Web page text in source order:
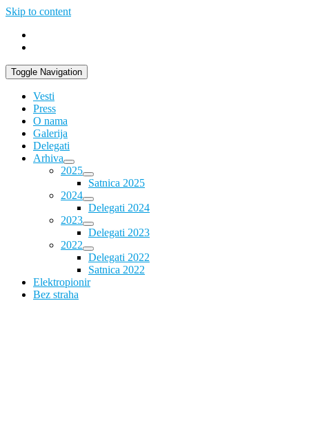
Skip to content
Toggle Navigation
Vesti
Press
O nama
Galerija
Delegati
Arhiva
2025
Satnica 2025
2024
Delegati 2024
2023
Delegati 2023
2022
Delegati 2022
Satnica 2022
Elektropionir
Bez straha